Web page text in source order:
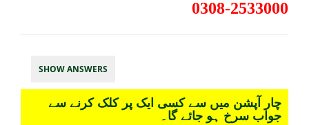
0308-2533000
SHOW ANSWERS
چار آپشن میں سے کسی ایک پر کلک کرنے سے
جواب سرخ ہو جائے گا۔